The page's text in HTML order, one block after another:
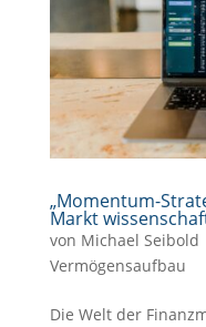
„Momentum-
Markt
von Michael Seibold
Vermögensaufbau
Die Welt der